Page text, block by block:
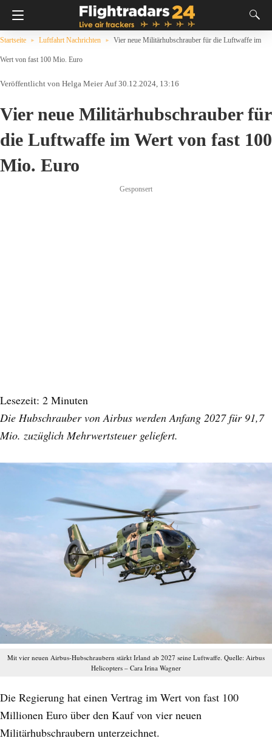
Startseite Luftfahrt Nachrichten Vier neue Militärhubschrauber für die Luftwaffe im
Wert von fast 100 Mio. Euro
Helga Meier Auf 30.12.2024, 13:16
Vier neue Militärhubschrauber für
die Luftwaffe im Wert von fast 100
Mio. Euro
Gesponsert
Lesezeit: 2 Minuten
Die Hubschrauber von Airbus werden Anfang 2027 für 91,7
Mio. zuzüglich Mehrwertsteuer geliefert.
Mit vier neuen Airbus-Hubschraubern stärkt Irland ab 2027 seine Luftwaffe. Quelle: Airbus
Helicopters – Cara Irina Wagner
Die Regierung hat einen Vertrag im Wert von fast 100
Millionen Euro über den Kauf von vier neuen
Militärhubschraubern unterzeichnet.